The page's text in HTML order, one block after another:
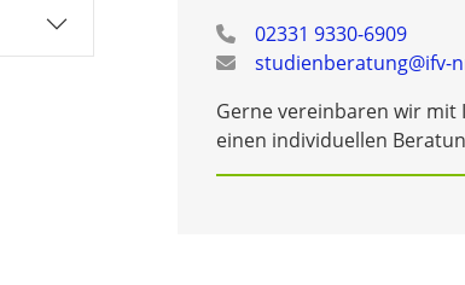
02331 9330-6909
studienberatung@ifv-
Gerne vereinbaren wir mit
einen individuellen